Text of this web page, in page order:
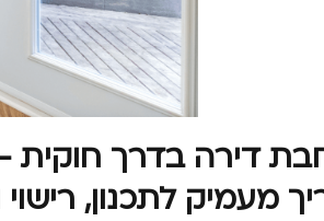
דירה בדרך
מעמיק לתכנון, רישוי